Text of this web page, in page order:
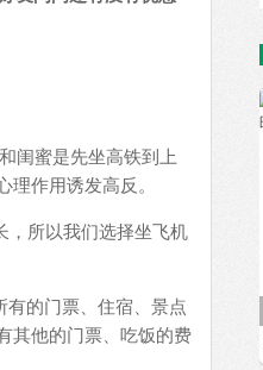
闺蜜是先坐高铁到上
作用诱发高反。
，所以我们选择坐飞机
的门票、住宿、景点
其他的门票、吃饭的费